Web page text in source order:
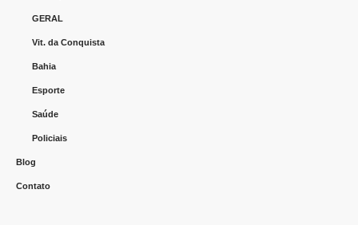
GERAL
Vit. da Conquista
Bahia
Esporte
Saúde
Policiais
Blog
Contato